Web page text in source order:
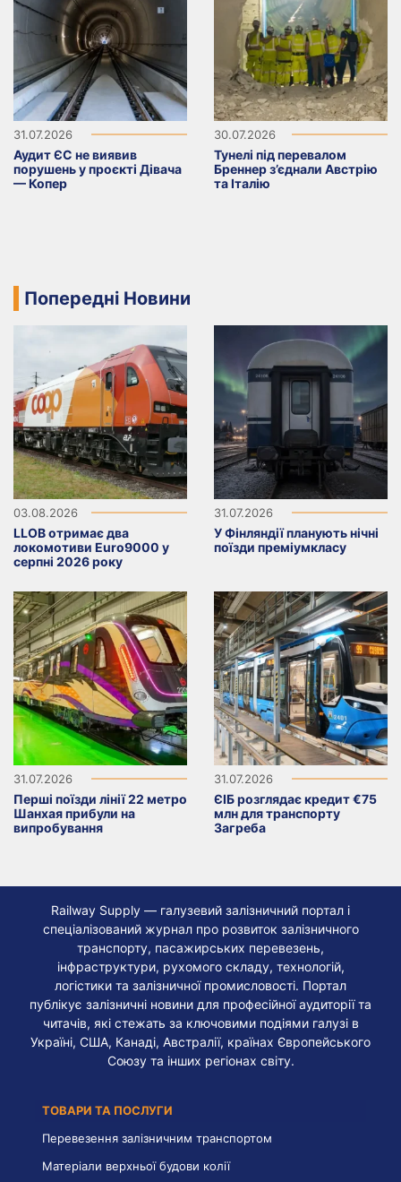
31.07.2026
Аудит ЄС не виявив
порушень у проєкті Дівача
— Копер
30.07.2026
Тунелі під перевалом
Бреннер з’єднали Австрію
та Італію
Попередні Новини
03.08.2026
LLOB отримає два
локомотиви Euro9000 у
серпні 2026 року
31.07.2026
У Фінляндії планують нічні
поїзди преміумкласу
31.07.2026
Перші поїзди лінії 22 метро
Шанхая прибули на
випробування
31.07.2026
ЄІБ розглядає кредит €75
млн для транспорту
Загреба
Railway Supply — галузевий залізничний портал і
спеціалізований журнал про розвиток залізничного
транспорту, пасажирських перевезень,
інфраструктури, рухомого складу, технологій,
логістики та залізничної промисловості. Портал
публікує залізничні новини для професійної аудиторії та
читачів, які стежать за ключовими подіями галузі в
Україні, США, Канаді, Австралії, країнах Європейського
Союзу та інших регіонах світу.
ТОВАРИ ТА ПОСЛУГИ
Перевезення залізничним транспортом
Матеріали верхньої будови колії